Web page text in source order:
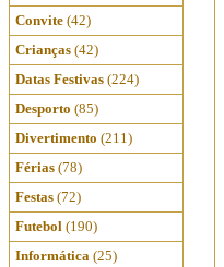
Convite (42)
Crianças (42)
Datas Festivas (224)
Desporto (85)
Divertimento (211)
Férias (78)
Festas (72)
Futebol (190)
Informática (25)